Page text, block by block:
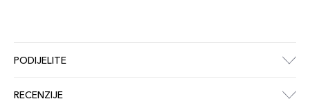
PODIJELITE
RECENZIJE